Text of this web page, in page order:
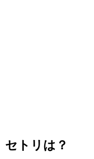
セトリは？